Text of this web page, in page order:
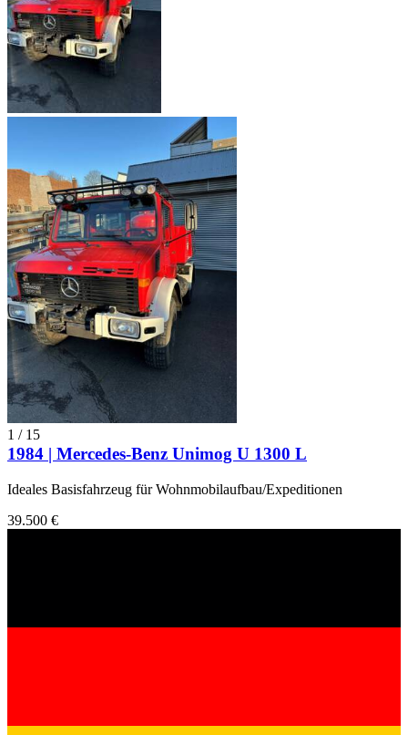
1 / 15
1984 | Mercedes-Benz Unimog U 1300 L
Ideales Basisfahrzeug für Wohnmobilaufbau/Expeditionen
39.500 €